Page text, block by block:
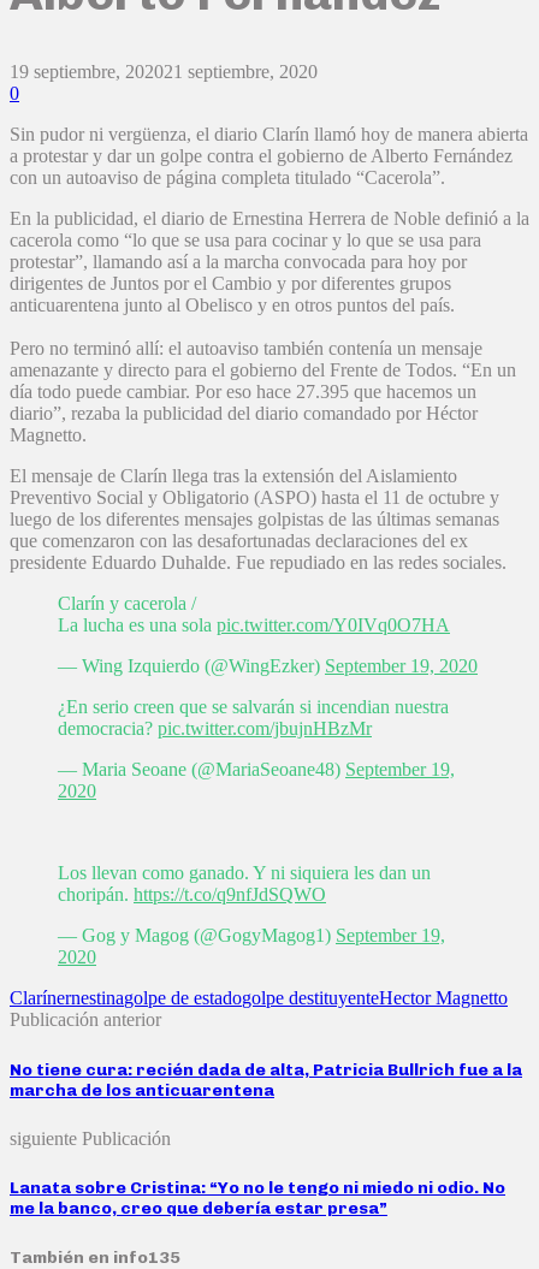
19 septiembre, 202021 septiembre, 2020
0
Sin pudor ni vergüenza, el diario Clarín llamó hoy de manera abierta
a protestar y dar un golpe contra el gobierno de Alberto Fernández
con un autoaviso de página completa titulado “Cacerola”.
En la publicidad, el diario de Ernestina Herrera de Noble definió a la
cacerola como “lo que se usa para cocinar y lo que se usa para
protestar”, llamando así a la marcha convocada para hoy por
dirigentes de Juntos por el Cambio y por diferentes grupos
anticuarentena junto al Obelisco y en otros puntos del país.
Pero no terminó allí: el autoaviso también contenía un mensaje
amenazante y directo para el gobierno del Frente de Todos. “En un
día todo puede cambiar. Por eso hace 27.395 que hacemos un
diario”, rezaba la publicidad del diario comandado por Héctor
Magnetto.
El mensaje de Clarín llega tras la extensión del Aislamiento
Preventivo Social y Obligatorio (ASPO) hasta el 11 de octubre y
luego de los diferentes mensajes golpistas de las últimas semanas
que comenzaron con las desafortunadas declaraciones del ex
presidente Eduardo Duhalde. Fue repudiado en las redes sociales.
Clarín y cacerola /
La lucha es una sola pic.twitter.com/Y0IVq0O7HA
— Wing Izquierdo (@WingEzker) September 19, 2020
¿En serio creen que se salvarán si incendian nuestra
democracia? pic.twitter.com/jbujnHBzMr
— Maria Seoane (@MariaSeoane48) September 19,
2020
Los llevan como ganado. Y ni siquiera les dan un
choripán. https://t.co/q9nfJdSQWO
— Gog y Magog (@GogyMagog1) September 19,
2020
Clarínernestinagolpe de estadogolpe destituyenteHector Magnetto
Publicación anterior
No tiene cura: recién dada de alta, Patricia Bullrich fue a la
marcha de los anticuarentena
siguiente Publicación
Lanata sobre Cristina: “Yo no le tengo ni miedo ni odio. No
me la banco, creo que debería estar presa”
También en info135